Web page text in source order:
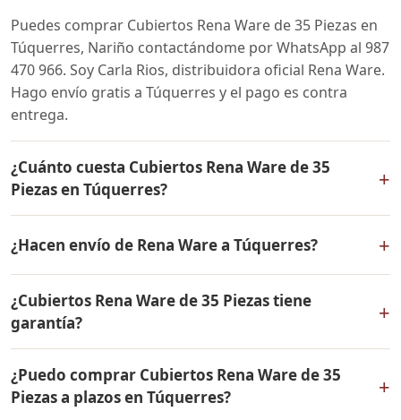
Puedes comprar Cubiertos Rena Ware de 35 Piezas en
Túquerres, Nariño contactándome por WhatsApp al 987
470 966. Soy Carla Rios, distribuidora oficial Rena Ware.
Hago envío gratis a Túquerres y el pago es contra
entrega.
¿Cuánto cuesta Cubiertos Rena Ware de 35
Piezas en Túquerres?
+
mismo en todo Colombia. Contáctame por WhatsApp
para conocer el precio actual, promociones disponibles
y facilidades de pago en cuotas desde el 10% de inicial.
¿Hacen envío de Rena Ware a Túquerres? +
Piezas a Túquerres, Nariño y a todo Colombia. El pago
es contra entrega.
¿Cubiertos Rena Ware de 35 Piezas tiene
garantía?
+
por vida contra defectos de fabricación. Todos los
productos Rena Ware están fabricados en acero
¿Puedo comprar Cubiertos Rena Ware de 35
Piezas a plazos en Túquerres?
+